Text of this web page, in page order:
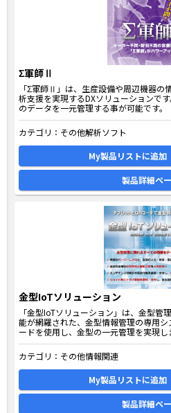
Σ軍師Ⅱ
「Σ軍師Ⅱ」は、生産設備や周辺機器の
析支援を実現するDXソリューションで
のデータを一元管理する事が可能です。
カテゴリ： その他解析ソフト
My製品リストに追加
製品詳細ペ
金型IoTソリューション
「金型IoTソリューション」は、金型管
能が網羅された、金型情報管理の専用
ードを使用し、金型の一元管理を実現し
カテゴリ： その他情報関連
My製品リストに追加
製品詳細ペ